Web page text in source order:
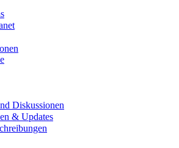
Diskussionen
& Updates